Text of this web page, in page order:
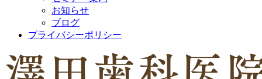
お知らせ
ブログ
プライバシーポリシー